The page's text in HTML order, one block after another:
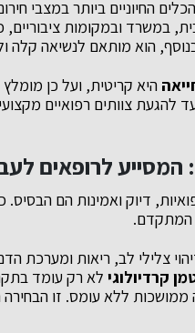
החיוניים ביותר במצבי
במשרד ובמקומות ציבוריים,
הוא מותאם לנשיאה קלה
היא קריטית, ועל כן
להגעת צוותים רפואיים
המסייע לרופאים
דיוק ואמינות הם
המתקדם.
צלילי לב, ריאות ומערכת
קרדיולוגי לא רק עומד
ללא עומס. זו